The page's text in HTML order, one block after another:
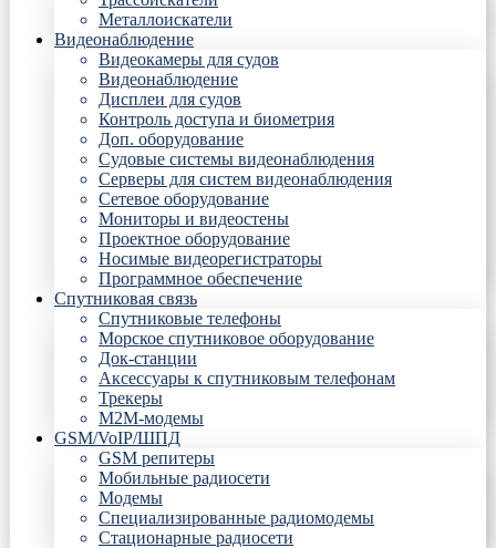
Металлоискатели
Видеонаблюдение
Видеокамеры для судов
Видеонаблюдение
Дисплеи для судов
Контроль доступа и биометрия
Доп. оборудование
Судовые системы видеонаблюдения
Серверы для систем видеонаблюдения
Сетевое оборудование
Мониторы и видеостены
Проектное оборудование
Носимые видеорегистраторы
Программное обеспечение
Спутниковая связь
Спутниковые телефоны
Морское спутниковое оборудование
Док-станции
Аксессуары к спутниковым телефонам
Трекеры
М2М-модемы
GSM/VoIP/ШПД
GSM репитеры
Мобильные радиосети
Модемы
Специализированные радиомодемы
Стационарные радиосети